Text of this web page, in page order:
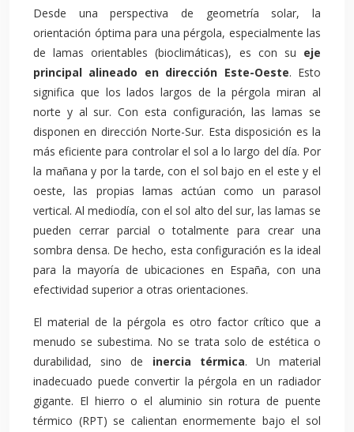
Desde una perspectiva de geometría solar, la
orientación óptima para una pérgola, especialmente las
de lamas orientables (bioclimáticas), es con su eje
principal alineado en dirección Este-Oeste. Esto
significa que los lados largos de la pérgola miran al
norte y al sur. Con esta configuración, las lamas se
disponen en dirección Norte-Sur. Esta disposición es la
más eficiente para controlar el sol a lo largo del día. Por
la mañana y por la tarde, con el sol bajo en el este y el
oeste, las propias lamas actúan como un parasol
vertical. Al mediodía, con el sol alto del sur, las lamas se
pueden cerrar parcial o totalmente para crear una
sombra densa. De hecho, esta configuración es la ideal
para la mayoría de ubicaciones en España, con una
efectividad superior a otras orientaciones.
El material de la pérgola es otro factor crítico que a
menudo se subestima. No se trata solo de estética o
durabilidad, sino de inercia térmica. Un material
inadecuado puede convertir la pérgola en un radiador
gigante. El hierro o el aluminio sin rotura de puente
térmico (RPT) se calientan enormemente bajo el sol